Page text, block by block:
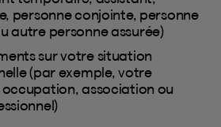
personne conjointe, personne
autre personne assurée)
sur votre situation
(par exemple, votre
association ou